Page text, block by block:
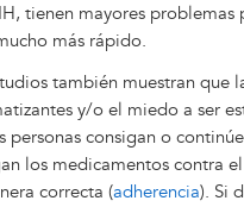
tienen mayores problemas
más rápido.
también muestran que
y/o el miedo a ser
personas consigan o
los medicamentos contra
correcta (adherencia). Si